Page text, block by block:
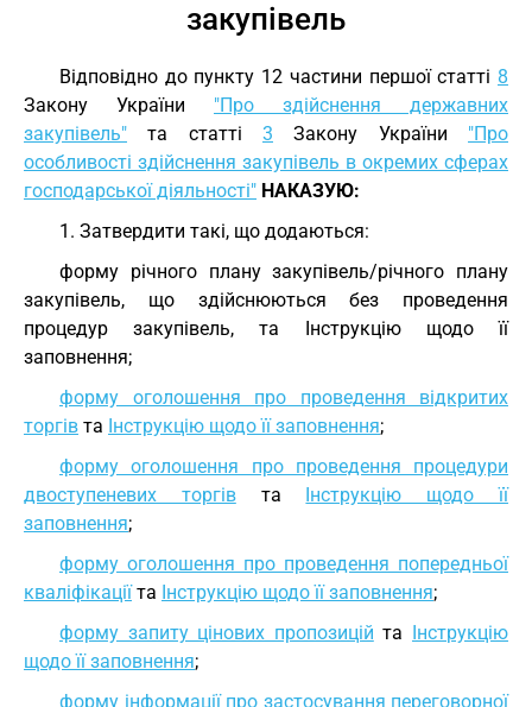
закупівель
Відповідно до пункту 12 частини першої статті 8
Закону України "Про здійснення державних
закупівель" та статті 3 Закону України "Про
особливості здійснення закупівель в окремих сферах
господарської діяльності" НАКАЗУЮ:
1. Затвердити такі, що додаються:
форму річного плану закупівель/річного плану
закупівель, що здійснюються без проведення
процедур закупівель, та Інструкцію щодо її
заповнення;
форму оголошення про проведення відкритих
торгів та Інструкцію щодо її заповнення;
форму оголошення про проведення процедури
двоступеневих торгівта Інструкцію щодо її
заповнення;
форму оголошення про проведення попередньої
кваліфікаціїта Інструкцію щодо її заповнення;
форму запиту цінових пропозицій та Інструкцію
щодо її заповнення;
форму інформації про застосування переговорної